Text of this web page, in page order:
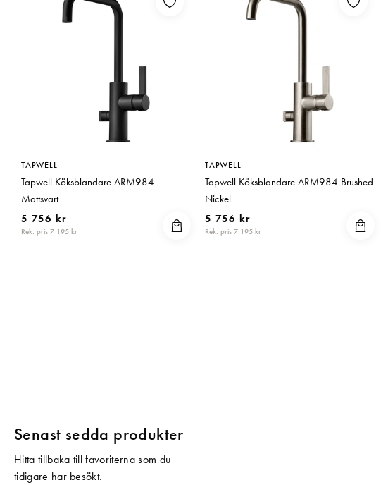
TAPWELL
Tapwell Köksblandare ARM984
Mattsvart
5 756 kr
Rek. pris 7 195 kr
TAPWELL
Tapwell Köksblandare ARM984 Brushed
Nickel
5 756 kr
Rek. pris 7 195 kr
Senast sedda produkter
Hitta tillbaka till favoriterna som du
tidigare har besökt.